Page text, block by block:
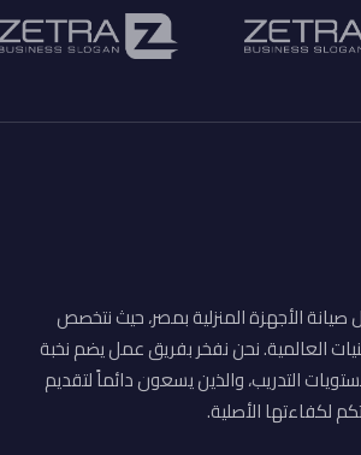
الأجهزة المنزلية بمصر، حيث نتخصص
العالمية. نحن نفخر بفريق عمل يضم نخبة
التدريب، والذين يسعون دائماً لتقديم
لكفاءتها الأصلية.